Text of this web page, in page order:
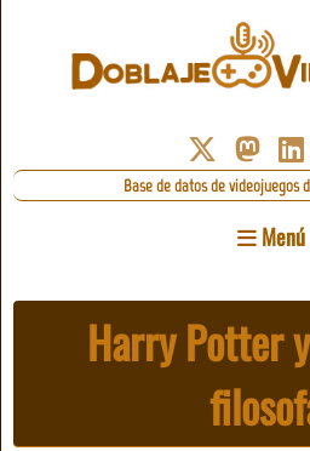
Base de datos de videojuegos
Menú
Harry Potter